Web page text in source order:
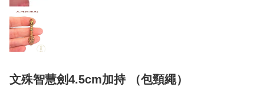
文殊智慧劍4.5cm加持 （包頸繩）